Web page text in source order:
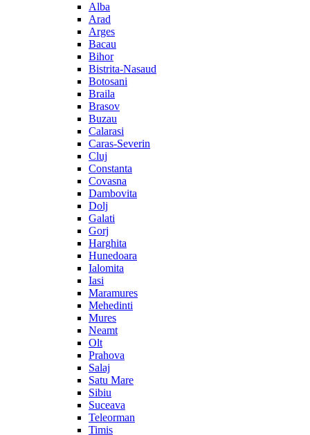
Alba
Arad
Arges
Bacau
Bihor
Bistrita-Nasaud
Botosani
Braila
Brasov
Buzau
Calarasi
Caras-Severin
Cluj
Constanta
Covasna
Dambovita
Dolj
Galati
Gorj
Harghita
Hunedoara
Ialomita
Iasi
Maramures
Mehedinti
Mures
Neamt
Olt
Prahova
Salaj
Satu Mare
Sibiu
Suceava
Teleorman
Timis